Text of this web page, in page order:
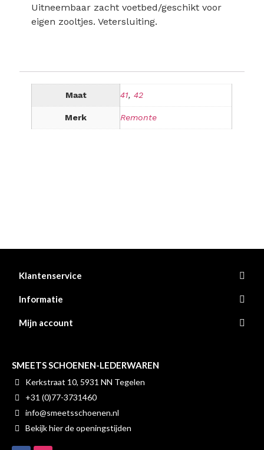
Uitneembaar zacht voetbed/geschikt voor
eigen zooltjes. Vetersluiting.
Maat 41,42
Merk Remonte
Klantenservice
Informatie
Mijn account
SMEETS SCHOENEN-LEDERWAREN
Kerkstraat 10, 5931 NN Tegelen
+31 (0)77-3731460
info@smeetsschoenen.nl
Bekijk hier de openingstijden